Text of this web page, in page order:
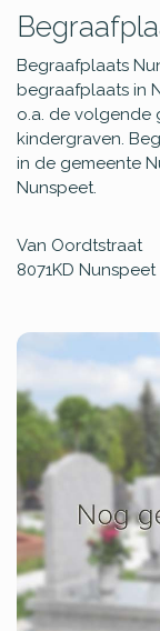
Begraafplaats
begraafplaats in
o.a. de volgende
kindergraven.
in de gemeente
Nunspeet.
Van Oordtstraat
8071KD Nunspeet